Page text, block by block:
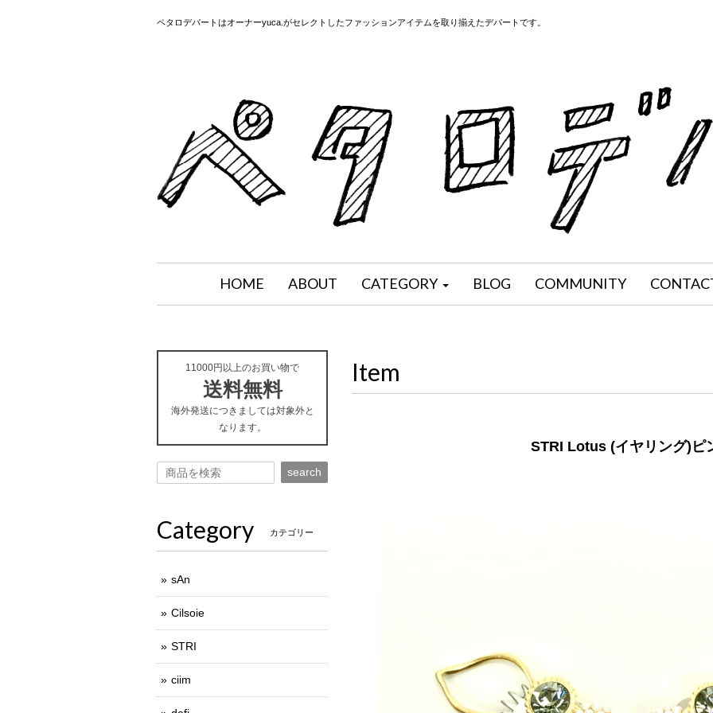
ペタロデパートはオーナーyuca.がセレクトしたファッションアイテムを取り揃えたデパートです。
HOME ABOUT CATEGORY BLOG COMMUNITY
Item
STRI Lotus (イヤリング)ピ
11000円以上のお買い物で
送料無料
海外発送につきましては対象外と
なります。
search
Category カテゴリー
sAn
Cilsoie
STRI
ciim